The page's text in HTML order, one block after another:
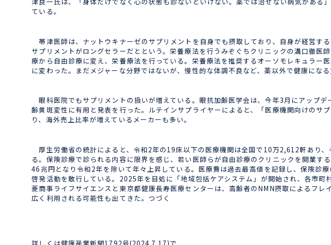
ている。
帯津医師は、ナットウキナーゼのサプリメントを自身でも摂取しており、自身が経営す
サプリメントがロングセラーだとという。栄養療法を行うみぞぐちクリニックの溝口徹
療から自由診療に変え、栄養療法を行っている。栄養療法を推奨するオーソモレキュラ
に変わった。まだメジャーな分野ではないが、慢性的な体調不良など、薬以外で健康になる
眼科医院でもサプリメントの扱いが増えている。眼抗加齢医学会は、今年3月にアップ
齢黄斑変性に有用と発表を行った。ルテインサプライヤーによると、「医療機関向けの
り、海外売上比率が増えているメーカーも多い。
厚生労働省の統計によると、令和2年の19床以下の医療機関は全国で10万2,612軒あり
る。保険診療で診られる内容に限界を感じ、若い医師らが自由診療のクリニックを開業
46兆円となり令和2年を除いて年々上昇している。医療費は過去最高値を記録し、保険診
啓発活動を敢行している。2025年を目処に「地域包括ケアシステム」が開始され、各市
菱商事ライフサイエンスと東京都健康長寿医療センターは、高齢者のNMN摂取によるフ
広く利用される可能性も出てきた。つづく